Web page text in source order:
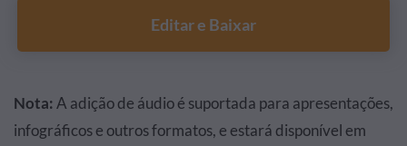
Editar e Baixar
Nota: A adição de áudio é suportada para apresentações,
infográficos e outros formatos, e estará disponível em